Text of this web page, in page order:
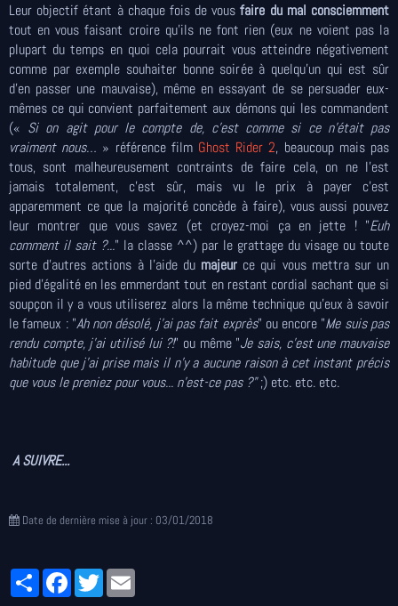
Leur objectif étant à chaque fois de vousfaire du mal consciemment
tout en vous faisant croire qu'ils ne font rien (eux ne voient pas la
plupart du temps en quoi cela pourrait vous atteindre négativement
comme par exemple souhaiter bonne soirée à quelqu'un qui est sûr
d'en passer une mauvaise), même en essayant de se persuader eux-
mêmes ce qui convient parfaitement aux démons qui les commandent
(« Si on agit pour le compte de, c’est comme si ce n’était pas
vraiment nous… » référence film Ghost Rider 2, beaucoup mais pas
tous, sont malheureusement contraints de faire cela, on ne l'est
jamais totalement, c'est sûr, mais vu le prix à payer c'est
apparemment ce que la majorité concède à faire), vous aussi pouvez
leur montrer que vous savez (et croyez-moi ça en jette ! "Euh
comment il sait ?..." la classe ^^) par le grattage du visage ou toute
sorte d'autres actions à l'aide du majeur ce qui vous mettra sur un
pied d'égalité en les emmerdant tout en restant cordial sachant que si
soupçon il y a vous utiliserez alors la même technique qu'eux à savoir
le fameux : "Ah non désolé, j'ai pas fait exprès" ou encore "Me suis pas
rendu compte, j'ai utilisé lui ?!" ou même "Je sais, c'est une mauvaise
habitude que j'ai prise mais il n'y a aucune raison à cet instant précis
que vous le preniez pour vous... n'est-ce pas ?";) etc. etc. etc.
A SUIVRE...
Date de dernière mise à jour : 03/01/2018
PartagerFacebookTwitter